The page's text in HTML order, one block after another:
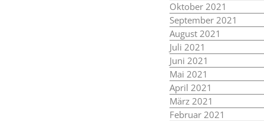
Oktober 2021
September 2021
August 2021
Juli 2021
Juni 2021
Mai 2021
April 2021
März 2021
Februar 2021